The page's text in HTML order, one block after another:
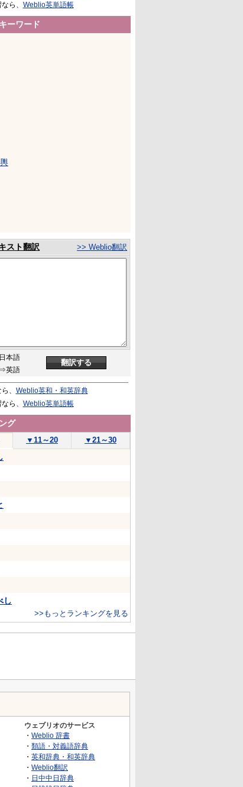
ら、 Weblio英単語帳
ーワード
スト翻訳 >> Weblio翻訳
本語
英語
、 Weblio英和・和英辞典
ら、 Weblio英単語帳
グ
▼ 11～20 ▼ 21～30
し
>>もっとランキングを見る
ウェブリオのサービス
・ Weblio 辞書
・ 類語・対義語辞典
・ 英和辞典・和英辞典
・ Weblio翻訳
・ 日中中日辞典